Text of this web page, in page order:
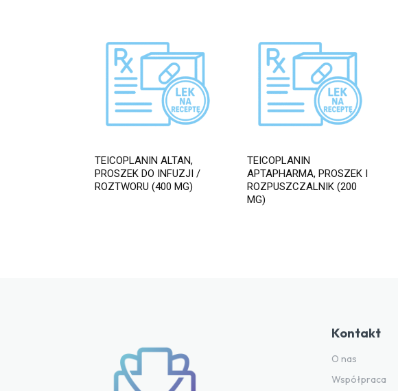
TEICOPLANIN ALTAN,
PROSZEK DO INFUZJI /
ROZTWORU (400 MG)
TEICOPLANIN
APTAPHARMA, PROSZEK I
ROZPUSZCZALNIK (200
MG)
Kontakt
O nas
Współpraca